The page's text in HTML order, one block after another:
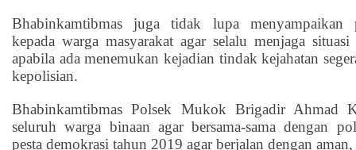
Bhabinkamtibmas juga tidak lupa menyampaikan
kepada warga masyarakat agar selalu menjaga
apabila ada menemukan kejadian tindak kejahatan
kepolisian.
Bhabinkamtibmas Polsek Mukok Brigadir Ahmad
seluruh warga binaan agar bersama-sama dengan
pesta demokrasi tahun 2019 agar berjalan dengan